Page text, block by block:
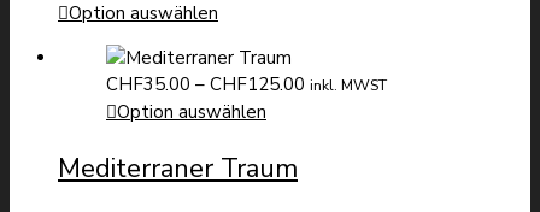
CHF150.00
Option auswählen
CHF35.00 – CHF125.00 Preisspanne:
inkl. MWST
Option auswählen
Mediterraner Traum